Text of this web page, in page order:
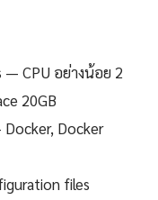
CPU อย่างน้อย 2
20GB
Docker
files